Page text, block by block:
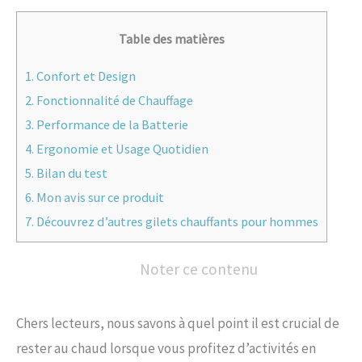
Table des matières
1. Confort et Design
2. Fonctionnalité de Chauffage
3. Performance de la Batterie
4. Ergonomie et Usage Quotidien
5. Bilan du test
6. Mon avis sur ce produit
7. Découvrez d’autres gilets chauffants pour hommes
Noter ce contenu
Chers lecteurs, nous savons à quel point il est crucial de
rester au chaud lorsque vous profitez d’activités en